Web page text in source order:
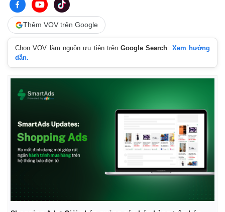
Thêm VOV trên Google
Chọn VOV làm nguồn ưu tiên trênGoogle Search. Xem hướng
dẫn.